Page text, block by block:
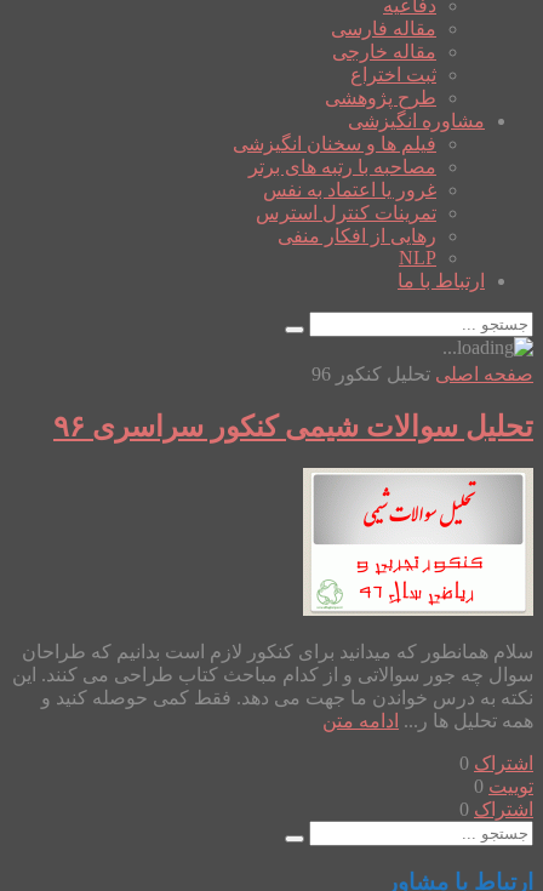
دفاعیه
مقاله فارسی
مقاله خارجی
ثبت اختراع
طرح پژوهشی
مشاوره انگیزشی
فیلم ها و سخنان انگیزشی
مصاحبه با رتبه های برتر
غرور یا اعتماد به نفس
تمرینات کنترل استرس
رهایی از افکار منفی
NLP
ارتباط با ما
صفحه اصلی تحلیل کنکور 96
تحلیل سوالات شیمی کنکور سراسری ۹۶
سلام همانطور که میدانید برای کنکور لازم است بدانیم که طراحان
سوال چه جور سوالاتی و از کدام مباحث کتاب طراحی می کنند. این
نکته به درس خواندن ما جهت می دهد. فقط کمی حوصله کنید و
همه تحلیل ها ر... ادامه متن
اشتراک 0
توییت 0
اشتراک 0
ارتباط با مشاور